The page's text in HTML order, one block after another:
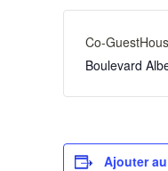
Co-
Boulevard
Ajouter